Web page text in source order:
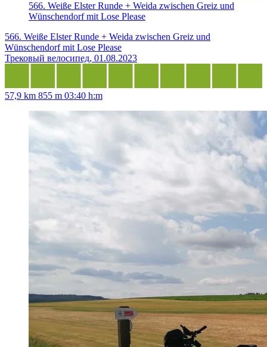
566. Weiße Elster Runde + Weida zwischen Greiz und
Wünschendorf mit Lose Please
566. Weiße Elster Runde + Weida zwischen Greiz und
Wünschendorf mit Lose Please
Трековый велосипед, 01.08.2023
57,9 km 855 m 03:40 h:m